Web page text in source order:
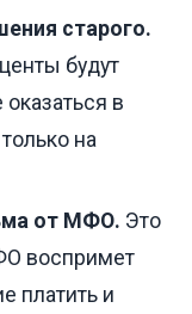
старого.
будут
в
на
от МФО. Это
воспримет
платить и